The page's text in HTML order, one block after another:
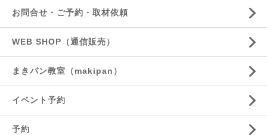
お問合せ・ご予約・取材依頼
WEB SHOP（通信販売）
まきパン教室（makipan）
イベント予約
予約